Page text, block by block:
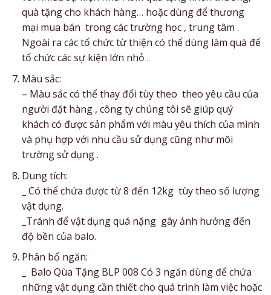
quà tặng cho khách hàng… hoặc dùng để thương
mại mua bán trong các trường học , trung tâm .
Ngoài ra các tổ chức từ thiện có thể dùng làm quà để
tổ chức các sự kiện lớn nhỏ .
Màu sắc:
– Màu sắc có thể thay đổi tùy theo theo yêu cầu của
người đặt hàng , công ty chúng tôi sẽ giúp quý
khách có được sản phẩm với màu yêu thích của mình
và phụ hợp với nhu cầu sử dụng cũng như môi
trường sử dụng .
Dung tích:
_ Có thể chứa được từ 8 đến 12kg tùy theo số lượng
vật dụng.
_Tránh để vật dụng quá nặng gây ảnh hưởng đến
độ bền của balo.
Phân bổ ngăn:
_ Balo Qùa Tặng BLP 008 Có 3 ngăn dùng để chứa
những vật dụng cần thiết cho quá trình làm việc hoặc